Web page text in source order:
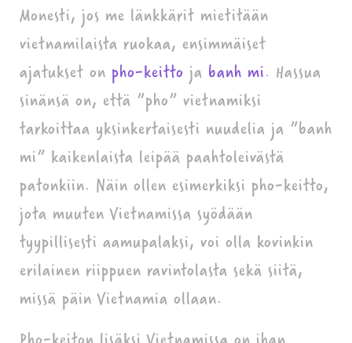
Monesti, jos me länkkärit mietitään
vietnamilaista ruokaa, ensimmäiset
ajatukset on pho-keitto ja banh mi. Hassua
sinänsä on, että ”pho” vietnamiksi
tarkoittaa yksinkertaisesti nuudelia ja ”banh
mi” kaikenlaista leipää paahtoleivästä
patonkiin. Näin ollen esimerkiksi pho-keitto,
jota muuten Vietnamissa syödään
tyypillisesti aamupalaksi, voi olla kovinkin
erilainen riippuen ravintolasta sekä siitä,
missä päin Vietnamia ollaan.